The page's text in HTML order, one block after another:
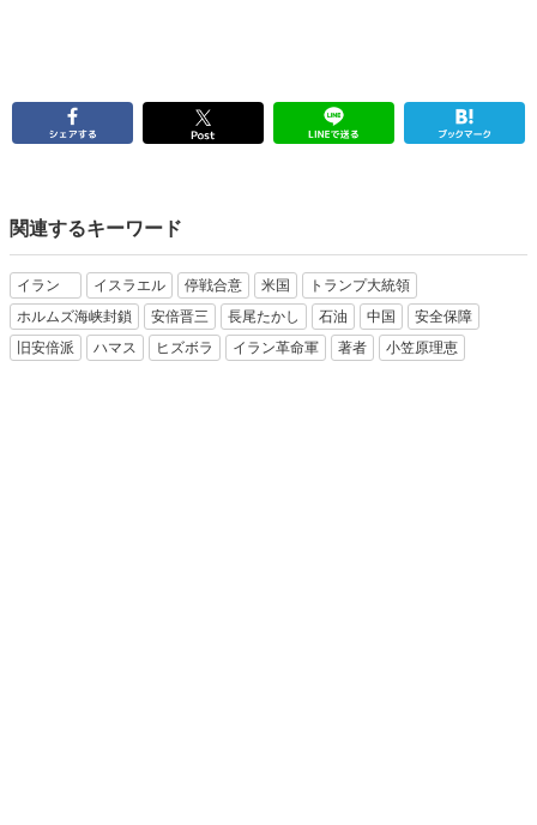
関連するキーワード
イラン イスラエル 停戦合意 米国
トランプ大統領
ホルムズ海峡封鎖
安倍晋三 長尾たかし 石油 中国
安全保障
旧安倍派
ハマス ヒズボラ イラン革命軍 著者 小笠原理恵